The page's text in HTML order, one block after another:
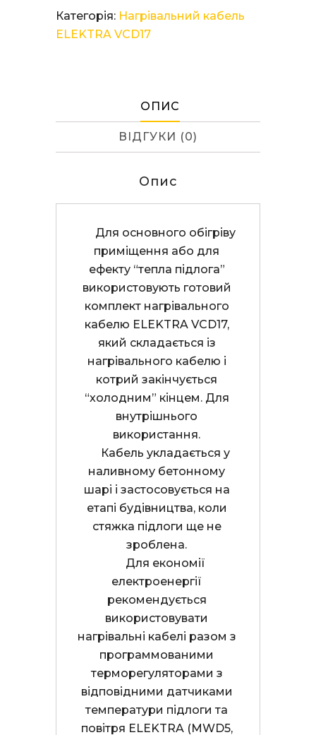
ELEKTRA
VCD
Категорія: Нагрівальний кабель
ELEKTRA VCD17
ОПИС
ВІДГУКИ (0)
Опис
приміщення або для
ефекту “тепла підлога”
використовують готовий
комплект нагрівального
кабелю ELEKTRA VCD17,
який складається із
нагрівального кабелю і
котрий закінчується
“холодним” кінцем. Для
внутрішнього
використання.
наливному бетонному
шарі і застосовується на
етапі будівництва, коли
стяжка підлоги ще не
зроблена.
електроенергії
рекомендується
використовувати
нагрівальні кабелі разом з
программованими
терморегуляторами з
відповідними датчиками
температури підлоги та
повітря ELEKTRA (MWD5,